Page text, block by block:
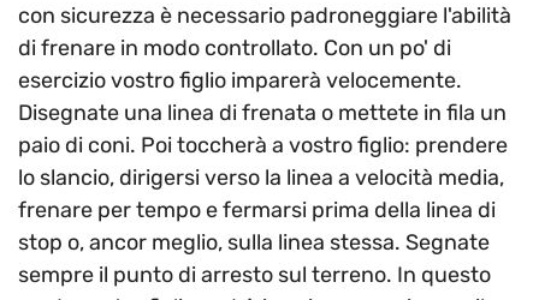
con sicurezza è necessario padroneggiare l'abilità
di frenare in modo controllato. Con un po' di
esercizio vostro figlio imparerà velocemente.
Disegnate una linea di frenata o mettete in fila un
paio di coni. Poi toccherà a vostro figlio: prendere
lo slancio, dirigersi verso la linea a velocità media,
frenare per tempo e fermarsi prima della linea di
stop o, ancor meglio, sulla linea stessa. Segnate
sempre il punto di arresto sul terreno. In questo